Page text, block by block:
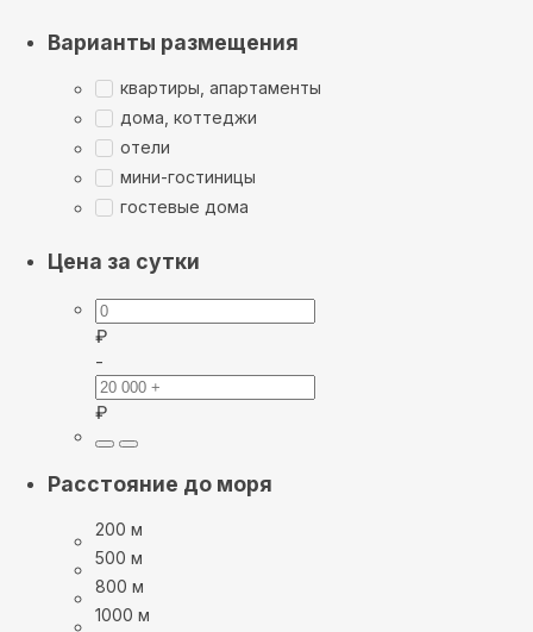
Варианты размещения
квартиры, апартаменты
дома, коттеджи
отели
мини-гостиницы
гостевые дома
Цена за сутки
₽
-
₽
Расстояние до моря
200 м
500 м
800 м
1000 м